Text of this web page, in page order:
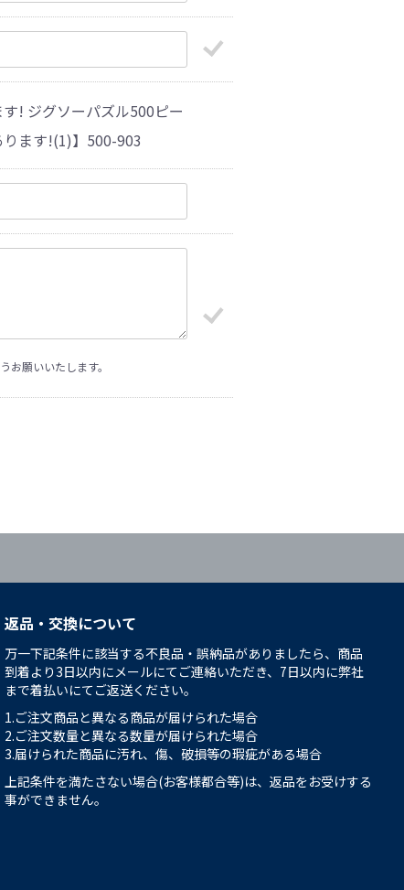
! ジグソーパズル500ピー
ます!(1)】500-903
お願いいたします。
返品・交換について
万一下記条件に該当する不良品・誤納品がありましたら、商品
到着より3日以内にメールにてご連絡いただき、7日以内に弊社
まで着払いにてご返送ください。
1.ご注文商品と異なる商品が届けられた場合
2.ご注文数量と異なる数量が届けられた場合
3.届けられた商品に汚れ、傷、破損等の瑕疵がある場合
上記条件を満たさない場合(お客様都合等)は、返品をお受けする
事ができません。